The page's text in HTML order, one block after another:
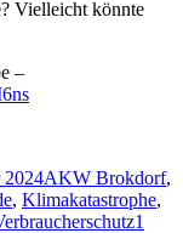
Vielleicht könnte
–
2024AKW Brokdorf,
, Klimakatastrophe,
1